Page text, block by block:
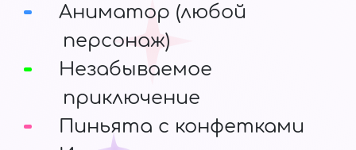
Аниматор (любой
персонаж)
Незабываемое
приключение
Пиньята с конфетками